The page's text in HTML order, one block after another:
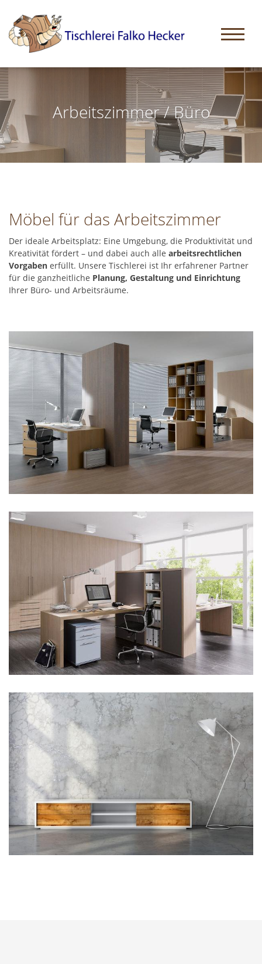
Arbeitszimmer / Büro
Möbel für das Arbeitszimmer
Der ideale Arbeitsplatz: Eine Umgebung, die Produktivität und
Kreativität fördert – und dabei auch alle arbeitsrechtlichen
Vorgaben erfüllt. Unsere Tischlerei ist Ihr erfahrener Partner
für die ganzheitliche Planung, Gestaltung und Einrichtung
Ihrer Büro- und Arbeitsräume.